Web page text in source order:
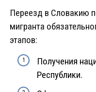
Переезд в Словакию
мигранта
этапов:
Получения
Республики.